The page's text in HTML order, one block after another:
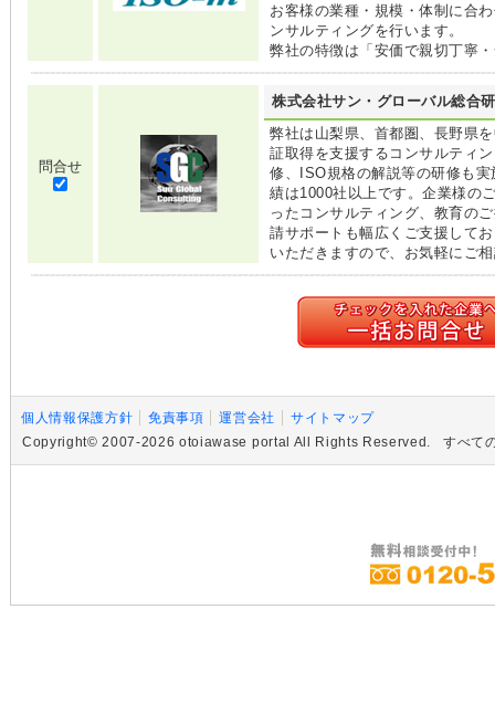
お客様の業種・規模・体制に合
ンサルティングを行います。
弊社の特徴は「安価で親切丁寧
問合せ
株式会社サン・グローバル総合
弊社は山梨県、首都圏、長野県
証取得を支援するコンサルティ
修、ISO規格の解説等の研修も
績は1000社以上です。企業様の
ったコンサルティング、教育の
請サポートも幅広くご支援して
いただきますので、お気軽にご
個人情報保護方針 免責事項 運営会社
サイトマップ
Copyright© 2007-2026 otoiawase portal All Rights Reserved. すべての